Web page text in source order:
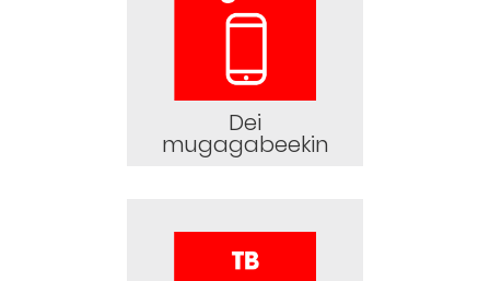
Dei
mugagabeekin